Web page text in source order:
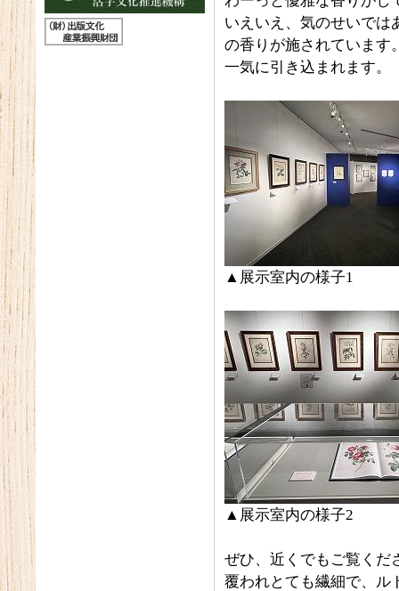
いえいえ、気のせいでは
の香りが施されています
一気に引き込まれます。
▲展示室内の様子1
▲展示室内の様子2
ぜひ、近くでもご覧くだ
覆われとても繊細で、ル